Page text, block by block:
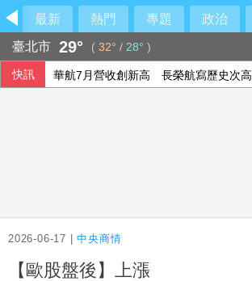
最新 熱門 專題 政治
臺北市 29° ( 32° / 28° )
快訊 華航7月營收創新高 長榮航寫歷史次高
2026-06-17 |中央商情
【歐股盤後】上漲